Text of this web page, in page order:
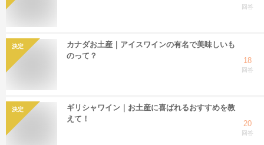
回答
決定
カナダお土産｜アイスワインの有名で美味しいも
のって？
18
回答
決定
ギリシャワイン｜お土産に喜ばれるおすすめを教
えて！
20
回答